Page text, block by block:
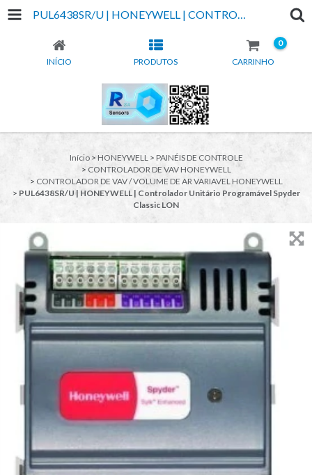
PUL6438SR/U | HONEYWELL | CONTROLADOR UNITÁRIO PROGRAMÁVEL SPYDER CLASSIC LON
INÍCIO PRODUTOS CARRINHO
0
Início > HONEYWELL > PAINÉIS DE CONTROLE
> CONTROLADOR DE VAV HONEYWELL
> CONTROLADOR DE VAV / VOLUME DE AR VARIAVEL HONEYWELL
> PUL6438SR/U | HONEYWELL | Controlador Unitário Programável Spyder
Classic LON